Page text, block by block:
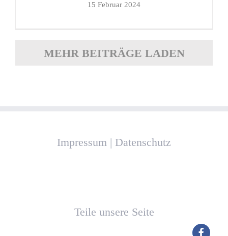
15 Februar 2024
MEHR BEITRÄGE LADEN
Impressum | Datenschutz
Teile unsere Seite